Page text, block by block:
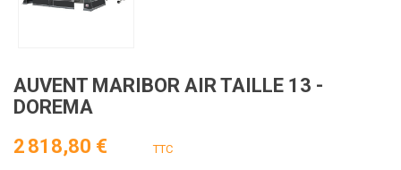
AUVENT MARIBOR AIR TAILLE 13 -
DOREMA
2 818,80 €
TTC